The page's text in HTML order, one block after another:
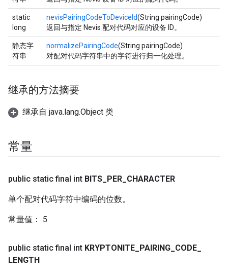
static
long
nevisPairingCodeToDeviceId(String pairingCode)
返回与指定 Nevis 配对代码对应的设备 ID。
静态字
符串
normalizePairingCode(String pairingCode)
对配对代码字符串中的字符进行归一化处理。
继承的方法摘要
继承自 java.lang.Object 类
常量
public static final int BITS PER CHARACTER
单个配对代码字符中编码的位数。
常量值 ： 5
public static final int KRYPTONITE PAIRING CODE
LENGTH